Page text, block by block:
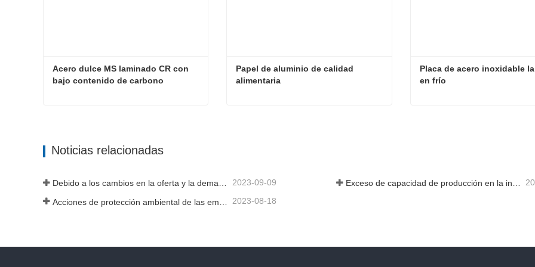
Acero dulce MS laminado CR con
bajo contenido de carbono
Papel de aluminio de calidad
alimentaria
Placa de acero inoxidable
en frío
Noticias relacionadas
Debido a los cambios en la oferta y la demanda del mercado, los precios del acero han experimentado grandes fluctuaciones en los últimos tiempos. 2023-09-09 Exceso de capacidad de producción en la industria siderúrgica
2023-08-18